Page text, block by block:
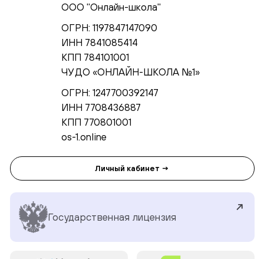
ООО "Онлайн-школа"
ОГРН: 1197847147090
ИНН 7841085414
КПП 784101001
ЧУ ДО «ОНЛАЙН-ШКОЛА №1»
ОГРН: 1247700392147
ИНН 7708436887
КПП 770801001
os-1.online
Личный кабинет →
Государственная лицензия